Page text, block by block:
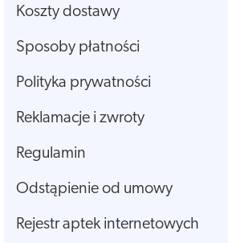
Koszty dostawy
Sposoby płatności
Polityka prywatności
Reklamacje i zwroty
Regulamin
Odstąpienie od umowy
Rejestr aptek internetowych